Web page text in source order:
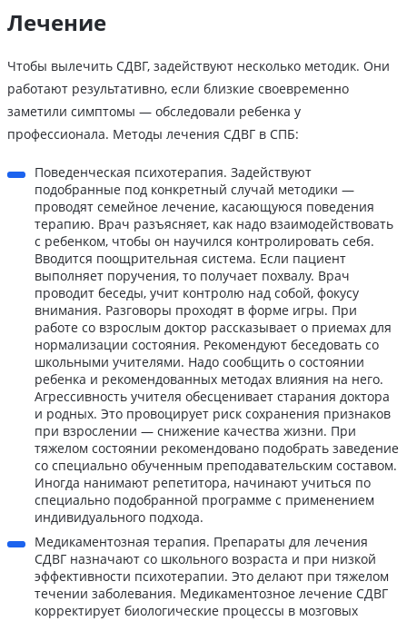
Лечение
Чтобы вылечить СДВГ, задействуют несколько методик. Они
работают результативно, если близкие своевременно
заметили симптомы — обследовали ребенка у
профессионала. Методы лечения СДВГ в СПБ:
Поведенческая психотерапия. Задействуют
подобранные под конкретный случай методики —
проводят семейное лечение, касающуюся поведения
терапию. Врач разъясняет, как надо взаимодействовать
с ребенком, чтобы он научился контролировать себя.
Вводится поощрительная система. Если пациент
выполняет поручения, то получает похвалу. Врач
проводит беседы, учит контролю над собой, фокусу
внимания. Разговоры проходят в форме игры. При
работе со взрослым доктор рассказывает о приемах для
нормализации состояния. Рекомендуют беседовать со
школьными учителями. Надо сообщить о состоянии
ребенка и рекомендованных методах влияния на него.
Агрессивность учителя обесценивает старания доктора
и родных. Это провоцирует риск сохранения признаков
при взрослении — снижение качества жизни. При
тяжелом состоянии рекомендовано подобрать заведение
со специально обученным преподавательским составом.
Иногда нанимают репетитора, начинают учиться по
специально подобранной программе с применением
индивидуального подхода.
Медикаментозная терапия. Препараты для лечения
СДВГ назначают со школьного возраста и при низкой
эффективности психотерапии. Это делают при тяжелом
течении заболевания. Медикаментозное лечение СДВГ
корректирует биологические процессы в мозговых